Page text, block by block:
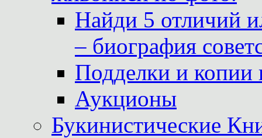
Найди 5 отличий
– биография
Подделки и копии
Аукционы
Букинистические